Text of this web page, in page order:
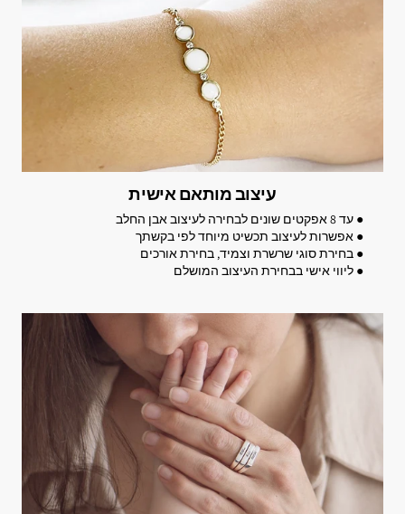
עיצוב מותאם אישית
● עד 8 אפקטים שונים לבחירה לעיצוב אבן החלב
● אפשרות לעיצוב תכשיט מיוחד לפי בקשתך
● בחירת סוגי שרשרת וצמיד, בחירת אורכים
● ליווי אישי בבחירת העיצוב המושלם